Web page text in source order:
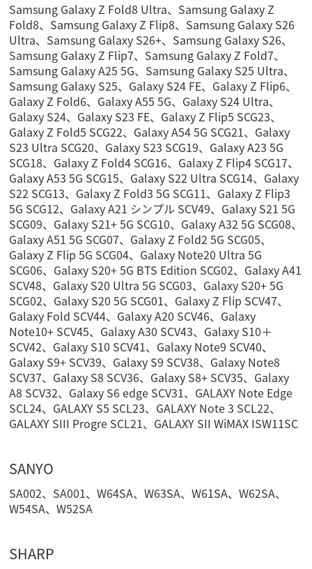
Samsung Galaxy Z Fold8 Ultra、Samsung Galaxy Z
Fold8、Samsung Galaxy Z Flip8、Samsung Galaxy S26
Ultra、Samsung Galaxy S26+、Samsung Galaxy S26、
Samsung Galaxy Z Flip7、Samsung Galaxy Z Fold7、
Samsung Galaxy A25 5G、Samsung Galaxy S25 Ultra、
Samsung Galaxy S25、Galaxy S24 FE、Galaxy Z Flip6、
Galaxy Z Fold6、Galaxy A55 5G、Galaxy S24 Ultra、
Galaxy S24、Galaxy S23 FE、Galaxy Z Flip5 SCG23、
Galaxy Z Fold5 SCG22、Galaxy A54 5G SCG21、Galaxy
S23 Ultra SCG20、Galaxy S23 SCG19、Galaxy A23 5G
SCG18、Galaxy Z Fold4 SCG16、Galaxy Z Flip4 SCG17、
Galaxy A53 5G SCG15、Galaxy S22 Ultra SCG14、Galaxy
S22 SCG13、Galaxy Z Fold3 5G SCG11、Galaxy Z Flip3
5G SCG12、Galaxy A21 シンプル SCV49、Galaxy S21 5G
SCG09、Galaxy S21+ 5G SCG10、Galaxy A32 5G SCG08、
Galaxy A51 5G SCG07、Galaxy Z Fold2 5G SCG05、
Galaxy Z Flip 5G SCG04、Galaxy Note20 Ultra 5G
SCG06、Galaxy S20+ 5G BTS Edition SCG02、Galaxy A41
SCV48、Galaxy S20 Ultra 5G SCG03、Galaxy S20+ 5G
SCG02、Galaxy S20 5G SCG01、Galaxy Z Flip SCV47、
Galaxy Fold SCV44、Galaxy A20 SCV46、Galaxy
Note10+ SCV45、Galaxy A30 SCV43、Galaxy S10＋
SCV42、Galaxy S10 SCV41、Galaxy Note9 SCV40、
Galaxy S9+ SCV39、Galaxy S9 SCV38、Galaxy Note8
SCV37、Galaxy S8 SCV36、Galaxy S8+ SCV35、Galaxy
A8 SCV32、Galaxy S6 edge SCV31、GALAXY Note Edge
SCL24、GALAXY S5 SCL23、GALAXY Note 3 SCL22、
GALAXY SIII Progre SCL21、GALAXY SII WiMAX ISW11SC
SANYO
SA002、SA001、W64SA、W63SA、W61SA、W62SA、
W54SA、W52SA
SHARP